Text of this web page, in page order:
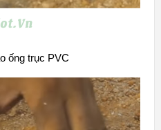
ống trục PVC